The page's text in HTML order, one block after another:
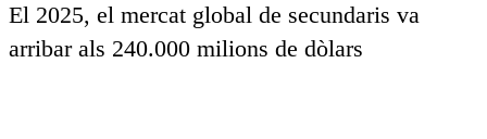
El 2025, el mercat global de secundaris va
arribar als 240.000 milions de dòlars